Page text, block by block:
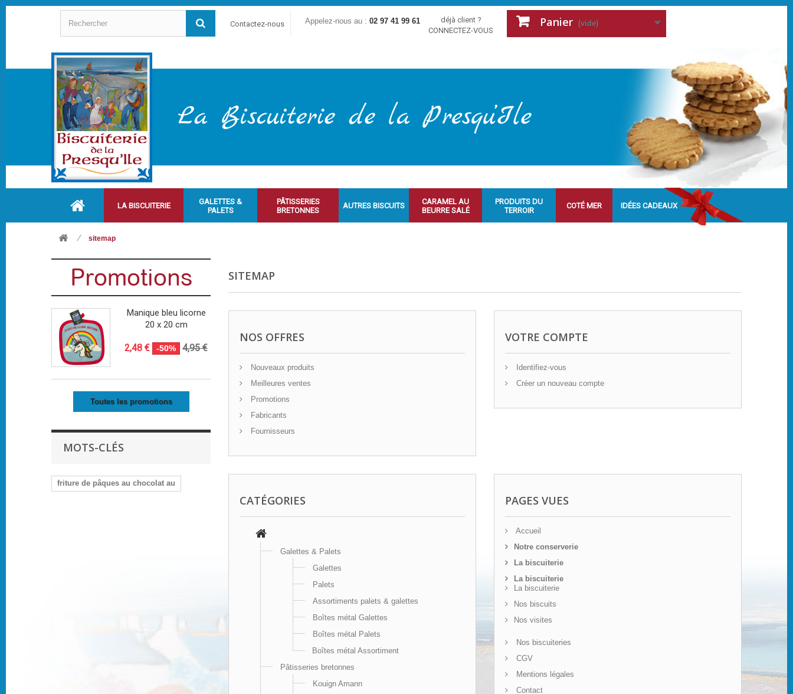
Contactez-nous Appelez-nous au : 02 97 41 99 61
déjà client ?
CONNECTEZ-VOUS
Panier (vide)
LA BISCUITERIE
GALETTES &
PALETS
PÂTISSERIES
BRETONNES
AUTRES BISCUITS
CARAMEL AU
BEURRE SALÉ
PRODUITS DU
TERROIR
COTÉ MER IDÉES CADEAUX
sitemap
Promotions
Manique bleu licorne
20 x 20 cm
2,48 € -50% 4,95 €
Toutes les promotions
MOTS-CLÉS
friture de pâques au chocolat au
SITEMAP
NOS OFFRES
Nouveaux produits
Meilleures ventes
Promotions
Fabricants
Fournisseurs
VOTRE COMPTE
Identifiez-vous
Créer un nouveau compte
CATÉGORIES
Galettes & Palets
Galettes
Palets
Assortiments palets & galettes
Boîtes métal Galettes
Boîtes métal Palets
Boîtes métal Assortiment
Pâtisseries bretonnes
Kouign Amann
PAGES VUES
Accueil
Notre conserverie
La biscuiterie
La biscuiterie
La biscuiterie
Nos biscuits
Nos visites
Nos biscuiteries
CGV
Mentions légales
Contact